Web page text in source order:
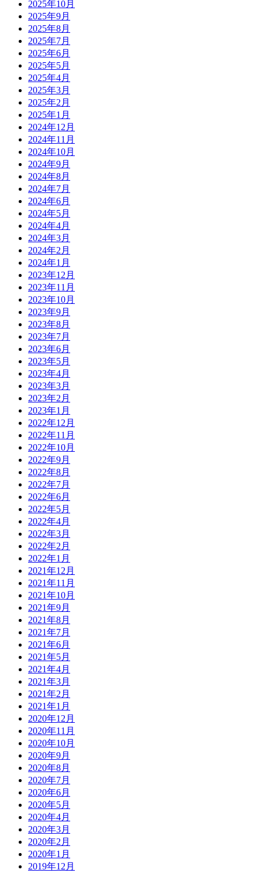
2025年10月
2025年9月
2025年8月
2025年7月
2025年6月
2025年5月
2025年4月
2025年3月
2025年2月
2025年1月
2024年12月
2024年11月
2024年10月
2024年9月
2024年8月
2024年7月
2024年6月
2024年5月
2024年4月
2024年3月
2024年2月
2024年1月
2023年12月
2023年11月
2023年10月
2023年9月
2023年8月
2023年7月
2023年6月
2023年5月
2023年4月
2023年3月
2023年2月
2023年1月
2022年12月
2022年11月
2022年10月
2022年9月
2022年8月
2022年7月
2022年6月
2022年5月
2022年4月
2022年3月
2022年2月
2022年1月
2021年12月
2021年11月
2021年10月
2021年9月
2021年8月
2021年7月
2021年6月
2021年5月
2021年4月
2021年3月
2021年2月
2021年1月
2020年12月
2020年11月
2020年10月
2020年9月
2020年8月
2020年7月
2020年6月
2020年5月
2020年4月
2020年3月
2020年2月
2020年1月
2019年12月